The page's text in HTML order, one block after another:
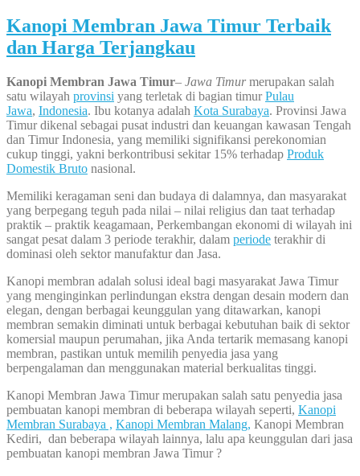
Kanopi Membran Jawa Timur Terbaik
dan Harga Terjangkau
Kanopi Membran Jawa Timur– Jawa Timurmerupakan salah
satu wilayah provinsi yang terletak di bagian timurPulau
Jawa, Indonesia. Ibu kotanya adalah Kota Surabaya. Provinsi Jawa
Timur dikenal sebagai pusat industri dan keuangan kawasan Tengah
dan Timur Indonesia, yang memiliki signifikansi perekonomian
cukup tinggi, yakni berkontribusi sekitar 15% terhadap Produk
Domestik Bruto nasional.
Memiliki keragaman seni dan budaya di dalamnya, dan masyarakat
yang berpegang teguh pada nilai – nilai religius dan taat terhadap
praktik – praktik keagamaan, Perkembangan ekonomi di wilayah ini
sangat pesat dalam 3 periode terakhir, dalam periode terakhir di
dominasi oleh sektor manufaktur dan Jasa.
Kanopi membran adalah solusi ideal bagi masyarakat Jawa Timur
yang menginginkan perlindungan ekstra dengan desain modern dan
elegan, dengan berbagai keunggulan yang ditawarkan, kanopi
membran semakin diminati untuk berbagai kebutuhan baik di sektor
komersial maupun perumahan, jika Anda tertarik memasang kanopi
membran, pastikan untuk memilih penyedia jasa yang
berpengalaman dan menggunakan material berkualitas tinggi.
Kanopi Membran Jawa Timur merupakan salah satu penyedia jasa
pembuatan kanopi membran di beberapa wilayah seperti, Kanopi
Membran Surabaya , Kanopi Membran Malang, Kanopi Membran
Kediri, dan beberapa wilayah lainnya, lalu apa keunggulan dari jasa
pembuatan kanopi membran Jawa Timur ?